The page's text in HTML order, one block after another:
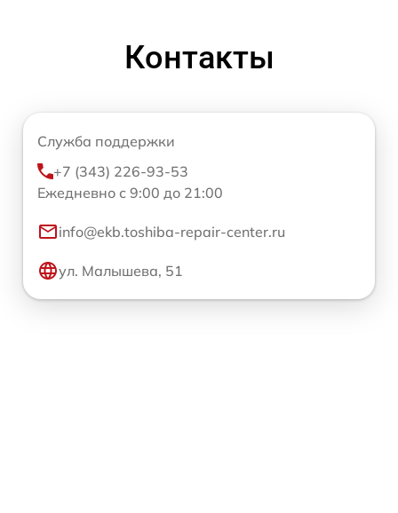
Контакты
Служба поддержки
+7 (343) 226-93-53
Ежедневно с 9:00 до 21:00
info@ekb.toshiba-repair-center.ru
ул. Малышева, 51